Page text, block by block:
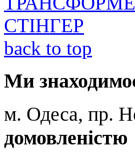
back to top
Ми
м. Одеса, пр.
домовленістю